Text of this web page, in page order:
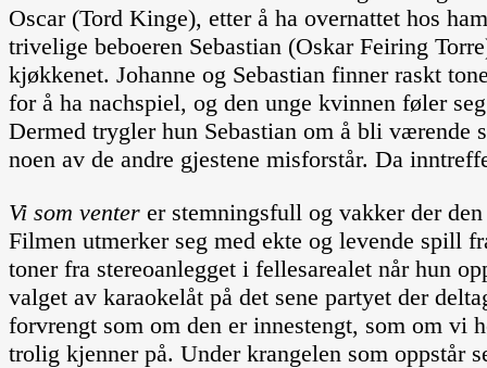
Oscar (Tord Kinge), etter å ha overnattet hos
trivelige beboeren Sebastian (Oskar Feiring
kjøkkenet. Johanne og Sebastian finner raskt
for å ha nachspiel, og den unge kvinnen føler
Dermed trygler hun Sebastian om å bli værende
noen av de andre gjestene misforstår. Da
Vi som venter er stemningsfull og vakker der
Filmen utmerker seg med ekte og levende spill
toner fra stereoanlegget i fellesarealet når hun
valget av karaokelåt på det sene partyet der
forvrengt som om den er innestengt, som om vi
trolig kjenner på. Under krangelen som oppstår